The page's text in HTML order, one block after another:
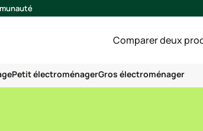
Comparer deux
Petit électroménagerGros électroménager